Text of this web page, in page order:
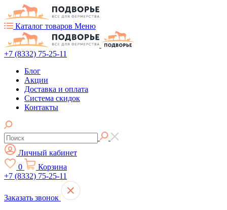
Каталог товаров Меню
+7 (8332) 75-25-11
Блог
Акции
Доставка и оплата
Система скидок
Контакты
Личный кабинет
0
Корзина
+7 (8332) 75-25-11
Заказать звонок